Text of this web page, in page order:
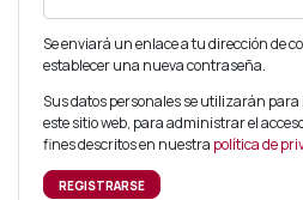
Se enviará un enlace a tu dirección de
establecer una nueva contraseña.
Sus datos personales se utilizarán
este sitio web, para administrar el
fines descritos en nuestra política de
REGISTRARSE